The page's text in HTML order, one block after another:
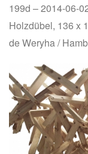
199d – 2014-06-
Holzdübel, 136 x
de Weryha /